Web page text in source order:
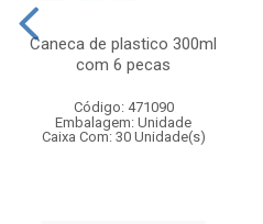
Caneca de plastico 300ml
com 6 pecas
Código: 471090
Embalagem: Unidade
Caixa Com: 30 Unidade(s)